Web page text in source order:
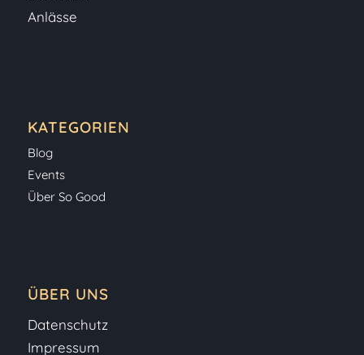
Anlässe
KATEGORIEN
Blog
Events
Über So Good
ÜBER UNS
Datenschutz
Impressum